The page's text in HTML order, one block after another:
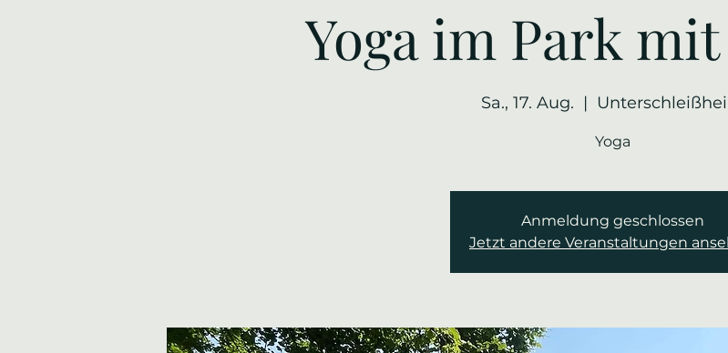
Yoga im Park
Sa., 17. Aug.
  |
Yoga
Anmeldung geschlossen
Jetzt andere Veranstaltungen